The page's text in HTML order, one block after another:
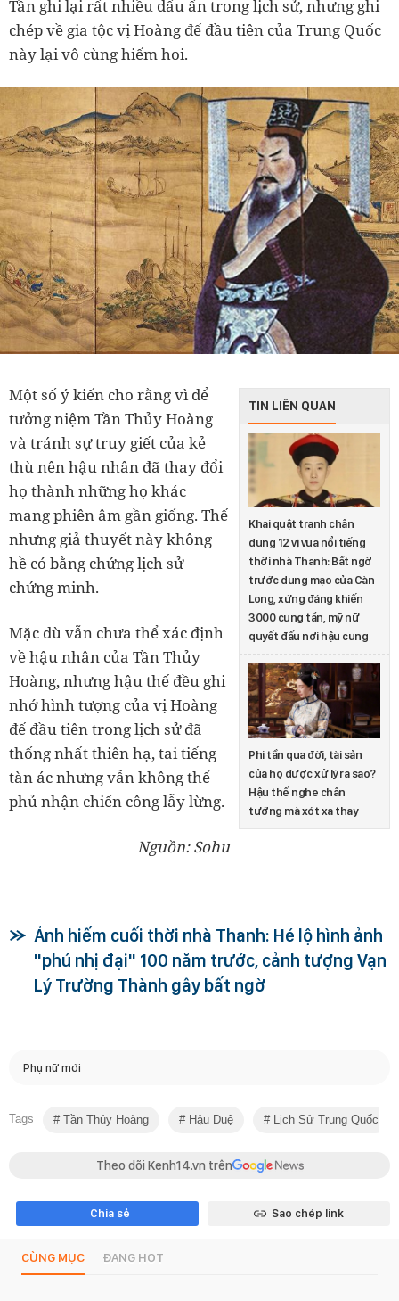
Tần ghi lại rất nhiều dấu ấn trong lịch sử, nhưng ghi
chép về gia tộc vị Hoàng đế đầu tiên của Trung Quốc
này lại vô cùng hiếm hoi.
TIN LIÊN QUAN
Khai quật tranh chân
dung 12 vị vua nổi tiếng
thời nhà Thanh: Bất ngờ
trước dung mạo của Càn
Long, xứng đáng khiến
3000 cung tần, mỹ nữ
quyết đấu nơi hậu cung
Phi tần qua đời, tài sản
của họ được xử lý ra sao?
Hậu thế nghe chân
tướng mà xót xa thay
Một số ý kiến cho rằng vì để
tưởng niệm Tần Thủy Hoàng
và tránh sự truy giết của kẻ
thù nên hậu nhân đã thay đổi
họ thành những họ khác
mang phiên âm gần giống. Thế
nhưng giả thuyết này không
hề có bằng chứng lịch sử
chứng minh.
Mặc dù vẫn chưa thể xác định
về hậu nhân của Tần Thủy
Hoàng, nhưng hậu thế đều ghi
nhớ hình tượng của vị Hoàng
đế đầu tiên trong lịch sử đã
thống nhất thiên hạ, tai tiếng
tàn ác nhưng vẫn không thể
phủ nhận chiến công lẫy lừng.
Nguồn: Sohu
Ảnh hiếm cuối thời nhà Thanh: Hé lộ hình ảnh
"phú nhị đại" 100 năm trước, cảnh tượng Vạn
Lý Trường Thành gây bất ngờ
Phụ nữ mới
Tags Tần Thủy Hoàng Hậu Duệ Lịch Sử Trung Quốc
Theo dõi Kenh14.vn trên
Chia sẻ Sao chép link
CÙNG MỤC ĐANG HOT